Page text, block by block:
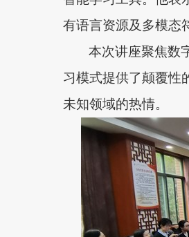
有语言资源及多模
本次讲座聚焦数
习模式提供了颠覆性
未知领域的热情。